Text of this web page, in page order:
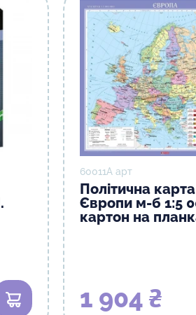
В кошик
60011А арт
Політична карта
Європи м-б 1:5
картон на
1 904 ₴